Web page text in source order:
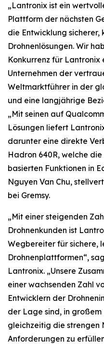
„Lantronix ist ein
Plattform der nächsten
die Entwicklung sicherer,
Drohnenlösungen. Wir
Konkurrenz für Lantronix
Unternehmen der
Weltmarktführer in der
und eine langjährige
„Mit seinen auf
Lösungen liefert
darunter eine direkte
Hadron 640R, welche
basierten Funktionen in
Nguyen Van Chu,
bei Gremsy.
„Mit einer steigenden
Drohnenkunden ist
Wegbereiter für sichere,
Drohnenplattformen“,
Lantronix. „Unsere
einer wachsenden Zahl
Entwicklern der
der Lage sind, in
gleichzeitig die strengen
Anforderungen zu